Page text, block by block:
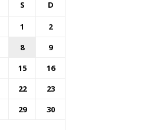
S D
1
2
8
9
15
16
22
23
29
30